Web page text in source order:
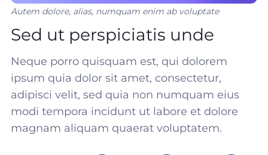
Autem dolore, alias, numquam enim ab voluptate
Sed ut perspiciatis unde
Neque porro quisquam est, qui dolorem
ipsum quia dolor sit amet, consectetur,
adipisci velit, sed quia non numquam eius
modi tempora incidunt ut labore et dolore
magnam aliquam quaerat voluptatem.